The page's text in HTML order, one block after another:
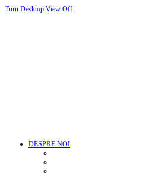
Turn Desktop View Off
DESPRE NOI